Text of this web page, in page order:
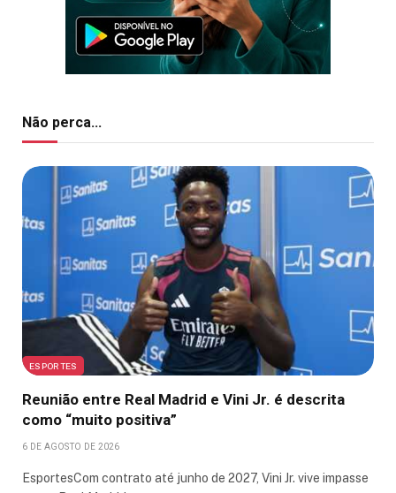
Não perca...
ESPORTES
Reunião entre Real Madrid e Vini Jr. é descrita
como “muito positiva”
6 DE AGOSTO DE 2026
EsportesCom contrato até junho de 2027, Vini Jr. vive impasse